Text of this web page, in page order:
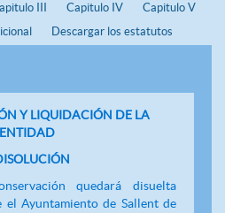
III Capitulo IV
Capitulo V
Descargar los estatutos
Y LIQUIDACIÓN DE LA
ENTIDAD
quedará disuelta
el Ayuntamiento de Sallent de